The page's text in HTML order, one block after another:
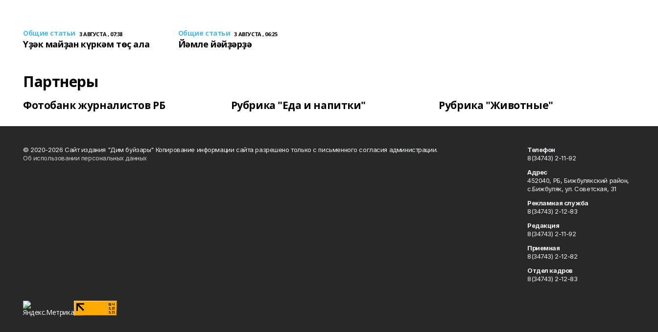
Общие статьи 3 АВГУСТА , 07:38
Үҙәк майҙан күркәм төҫ ала
Общие статьи 3 АВГУСТА , 06:25
Йәмле йәйҙәрҙә
Партнеры
Фотобанк журналистов РБ Рубрика "Еда и напитки" Рубрика "Животные"
© 2020-2026 Сайт издания "Дим буйзары" Копирование информации сайта разрешено только с письменного согласия администрации.
Об использовании персональных данных
Телефон
8(34743) 2-11-92
Адрес
452040, РБ, Бижбулякский район,
с.Бижбуляк, ул. Советская, 31
Рекламная служба
8(34743) 2-12-83
Редакция
8(34743) 2-11-92
Приемная
8(34743) 2-12-82
Отдел кадров
8(34743) 2-12-83